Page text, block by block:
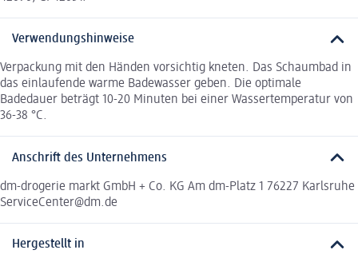
Verwendungshinweise
Verpackung mit den Händen vorsichtig kneten. Das Schaumbad in
das einlaufende warme Badewasser geben. Die optimale
Badedauer beträgt 10-20 Minuten bei einer Wassertemperatur von
36-38 °C.
Anschrift des Unternehmens
dm-drogerie markt GmbH + Co. KG Am dm-Platz 1 76227 Karlsruhe
ServiceCenter@dm.de
Hergestellt in